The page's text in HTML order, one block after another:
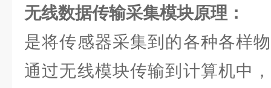
无线数据传输采集模块原理：
是将传感器采集到的各种各样
通过无线模块传输到计算机中